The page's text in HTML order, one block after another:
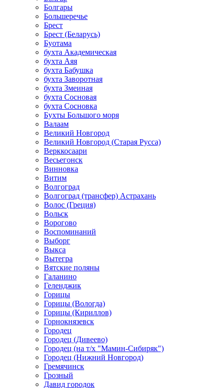
Болгары
Большеречье
Брест
Брест (Беларусь)
Буотама
бухта Академическая
бухта Аяя
бухта Бабушка
бухта Заворотная
бухта Змеиная
бухта Сосновая
бухта Сосновка
Бухты Большого моря
Валаам
Великий Новгород
Великий Новгород (Старая Русса)
Верккосаари
Весьегонск
Винновка
Витим
Волгоград
Волгоград (трансфер) Астрахань
Волос (Греция)
Вольск
Ворогово
Воспоминаний
Выборг
Выкса
Вытегра
Вятские поляны
Галанино
Геленджик
Горицы
Горицы (Вологда)
Горицы (Кириллов)
Горнокнязевск
Городец
Городец (Дивеево)
Городец (на т/х "Мамин-Сибиряк")
Городец (Нижний Новгород)
Гремячинск
Грозный
Давид городок